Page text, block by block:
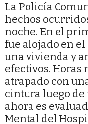
La Policía
hechos
noche. En el
fue alojado en
una vivienda y
efectivos. Horas
atrapado con
cintura luego
ahora es
Mental del